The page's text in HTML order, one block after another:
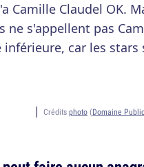
Camille Claudel OK.
ne s'appellent pas
car les
Crédits photo (Domaine Public